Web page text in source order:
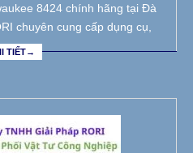
8424 chính hãng tại Đà
chuyên cung cấp dụng cụ,
TIẾT→